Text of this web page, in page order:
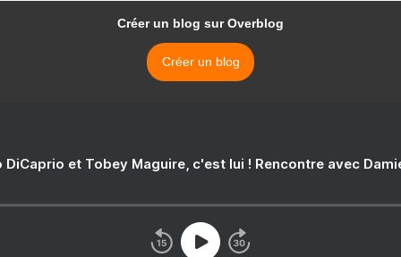
Créer un blog sur Overblog
Créer un blog
DiCaprio et Tobey Maguire, c'est lui ! Rencontre avec